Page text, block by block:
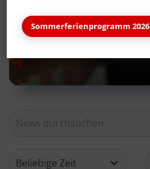
Sommerferienprogramm 2026